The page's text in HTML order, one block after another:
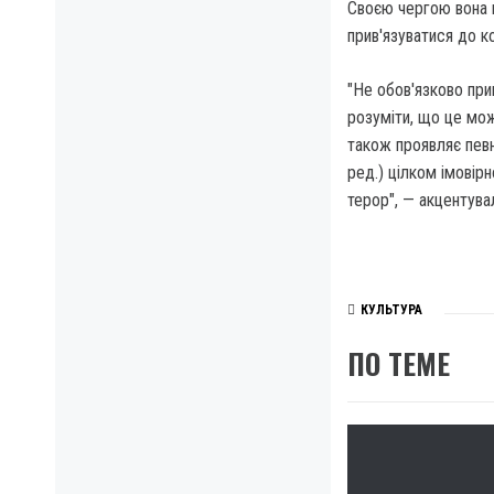
Своєю чергою вона
прив'язуватися до
"Не обов'язково
розуміти, що це
також проявляє
ред.) цілком
терор", —
КУЛЬТУРА
ПО ТЕМЕ